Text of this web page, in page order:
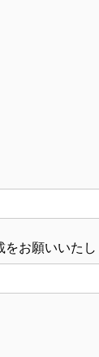
をお願いいた